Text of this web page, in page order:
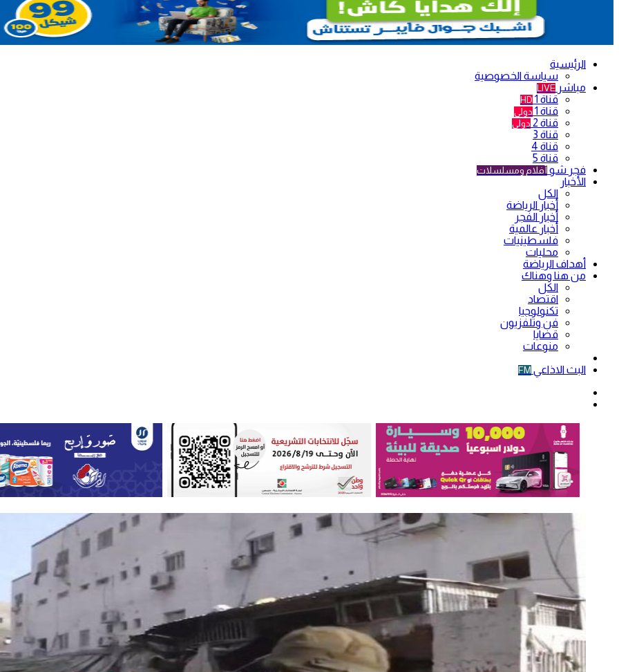
الرئيسية
سياسة الخصوصية
مباشر LIVE
قناة 1 HD
قناة 1 دولي
قناة 2 دولي
قناة 3
قناة 4
قناة 5
فجر شو أفلام ومسلسلات
الأخبار
الكل
أخبار الرياضة
أخبار الفجر
أخبار عالمية
فلسطينيات
محليات
أهداف الرياضة
من هنا وهناك
الكل
اقتصاد
تكنولوجيا
فن وتلفزيون
قضايا
منوعات
البث الاذاعي FM